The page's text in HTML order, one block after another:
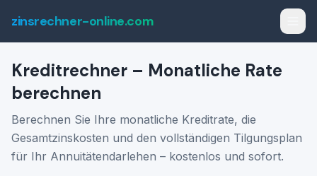
zinsrechner-online.com
Kreditrechner – Monatliche Rate
berechnen
Berechnen Sie Ihre monatliche Kreditrate, die
Gesamtzinskosten und den vollständigen Tilgungsplan
für Ihr Annuitätendarlehen – kostenlos und sofort.